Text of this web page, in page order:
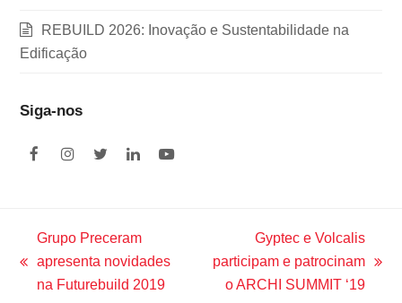
REBUILD 2026: Inovação e Sustentabilidade na
Edificação
Siga-nos
F
o
k
I
g
a
m
T
e
L
d
I
n
Y
previous
Grupo Preceram
apresenta novidades
na Futurebuild 2019
next
Gyptec e Volcalis
participam e patrocinam
o ARCHI SUMMIT ‘19